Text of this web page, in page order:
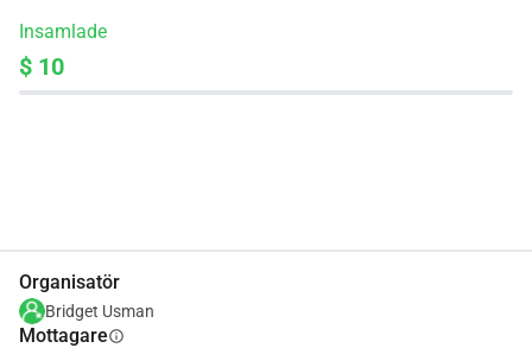
Insamlade
$ 10
Organisatör
Bridget Usman
Mottagareinfo